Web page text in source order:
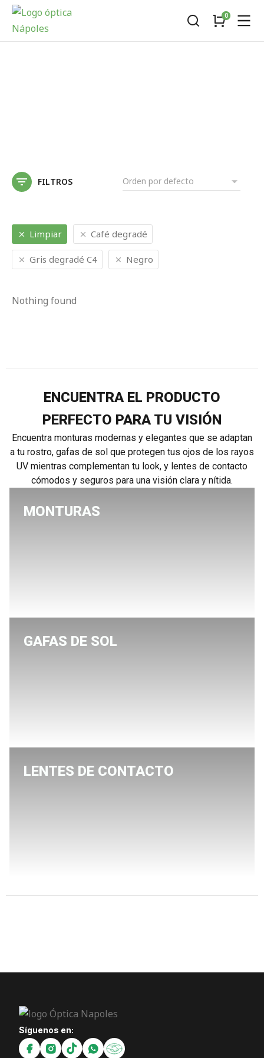
FILTROS
Limpiar Café degradé
Gris degradé C4 Negro
Nothing found
ENCUENTRA EL PRODUCTO
PERFECTO PARA TU VISIÓN
Encuentra monturas modernas y elegantes que se adaptan
a tu rostro, gafas de sol que protegen tus ojos de los rayos
UV mientras complementan tu look, y lentes de contacto
cómodos y seguros para una visión clara y nítida.
MONTURAS
GAFAS DE SOL
LENTES DE CONTACTO
Síguenos en: